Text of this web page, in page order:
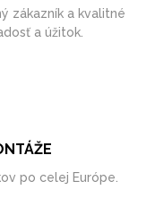
zákazník a kvalitné
a úžitok.
po celej Európe.